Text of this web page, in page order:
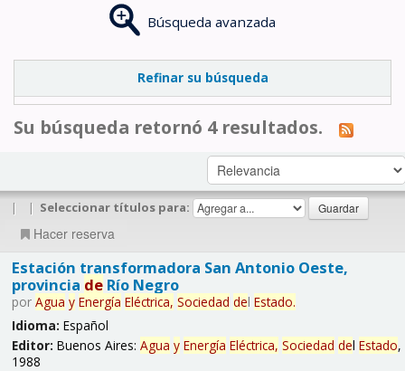
Búsqueda avanzada
Refinar su búsqueda
Su búsqueda retornó 4 resultados.
| | Seleccionar títulos para:
Hacer reserva
Estación transformadora San Antonio Oeste,
provincia deRío Negro
por Agua y Energía Eléctrica, Sociedad del Estado.
Idioma: Español
Editor: Buenos Aires: Agua y Energía Eléctrica, Sociedad del Estado,
1988